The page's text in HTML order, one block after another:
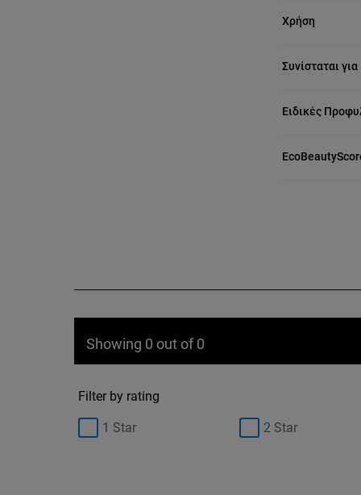
Χρήση
Συνίσταται για
Ειδικές
Showing 0 out of 0
Filter by rating
1 Star 2 Star